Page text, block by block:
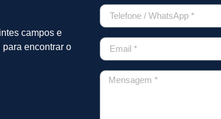
campos e
encontrar o